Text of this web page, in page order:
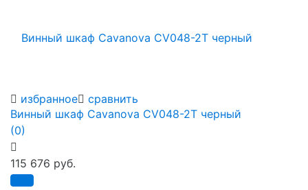
избранное сравнить
Винный шкаф Cavanova CV048-2T черный
(0)
115 676 руб.